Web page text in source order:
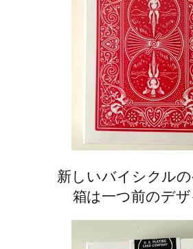
新しいバイシクルの
箱は一つ前のデザ